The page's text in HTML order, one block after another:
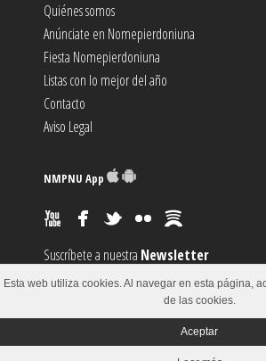
Quiénes somos
Anúnciate en Nomepierdoniuna
Fiesta Nomepierdoniuna
Listas con lo mejor del año
Contacto
Aviso Legal
NMPNU App
Suscríbete a nuestra Newsletter
Suscríbete al canalRSS
Esta web utiliza cookies. Al navegar en esta página,
de las cookies.
Aceptar